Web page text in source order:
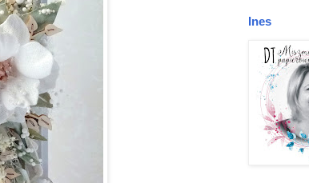
Ines